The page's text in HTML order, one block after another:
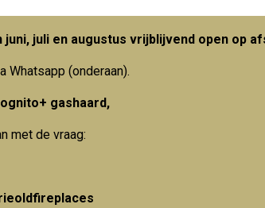
juni, juli en augustus vrijblijvend open op
Whatsapp (onderaan).
gashaard,
met de vraag: